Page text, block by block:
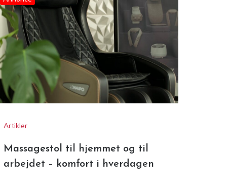
Massagestol til hjemmet og til
arbejdet – komfort i hverdagen
Søg
Søg
Fleksibel bemanding i København: Når